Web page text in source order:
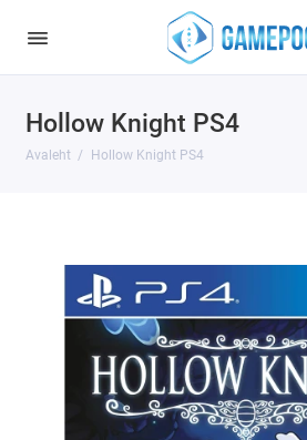
Hollow Knight PS4
Avaleht Hollow Knight PS4